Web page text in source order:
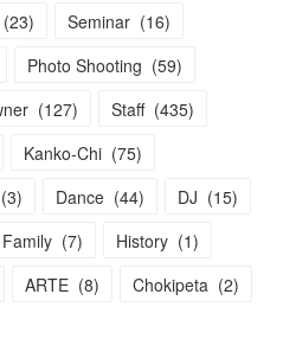
(23) Seminar (16)
Photo Shooting (59)
(127) Staff (435)
Kanko-Chi (75)
(3) Dance (44) DJ (15)
Family (7) History (1)
ARTE (8) Chokipeta (2)